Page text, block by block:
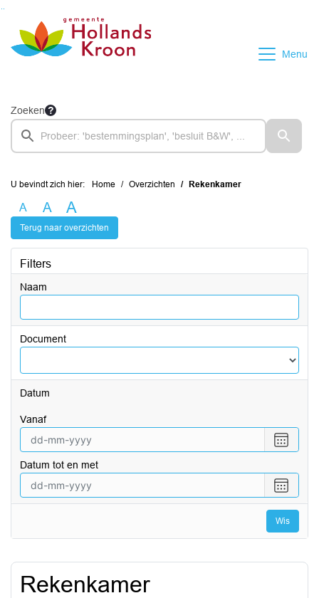
Ga naar de inhoud van deze pagina
Menu
Zoeken
U bevindt zich hier: Home Overzichten Rekenkamer
A A A
Terug naar overzichten
Filters
Naam
Document
Datum
vanaf
een
vanaf
Datum tot en met
een
datum
tot
en
Wis
Rekenkamer